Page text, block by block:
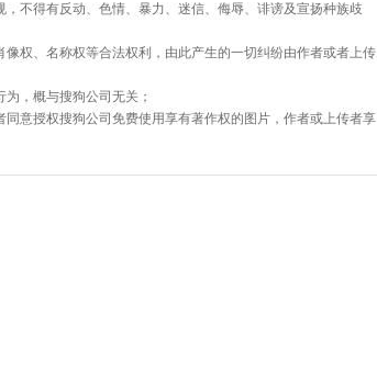
不得有反动、色情、暴力、迷信、侮辱、诽谤及宣扬种族歧
权、名称权等合法权利，由此产生的一切纠纷由作者或者上传
，概与搜狗公司无关；
意授权搜狗公司免费使用享有著作权的图片，作者或上传者享